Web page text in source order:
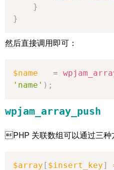
}
}
然后直接调用即可：
$name =
'name' ) ;
wpjam_array_push
PHP 关联数组可以通过三种
$array [ $insert_key]